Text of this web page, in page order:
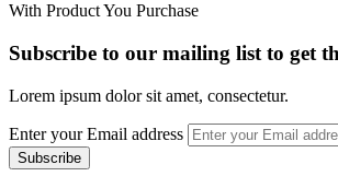
With Product You Purchase
Subscribe to our mailing list to get
Lorem ipsum dolor sit amet, consectetur.
Enter your Email address